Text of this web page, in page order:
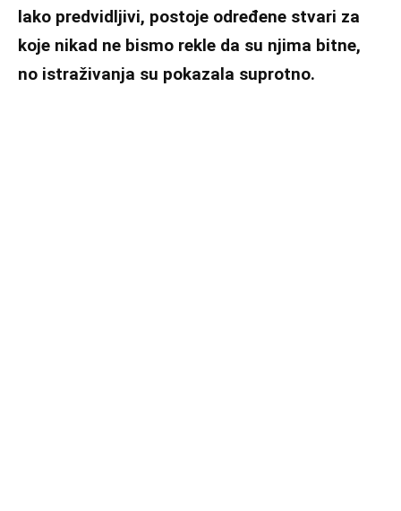
lako predvidljivi, postoje određene stvari za
koje nikad ne bismo rekle da su njima bitne,
no istraživanja su pokazala suprotno.